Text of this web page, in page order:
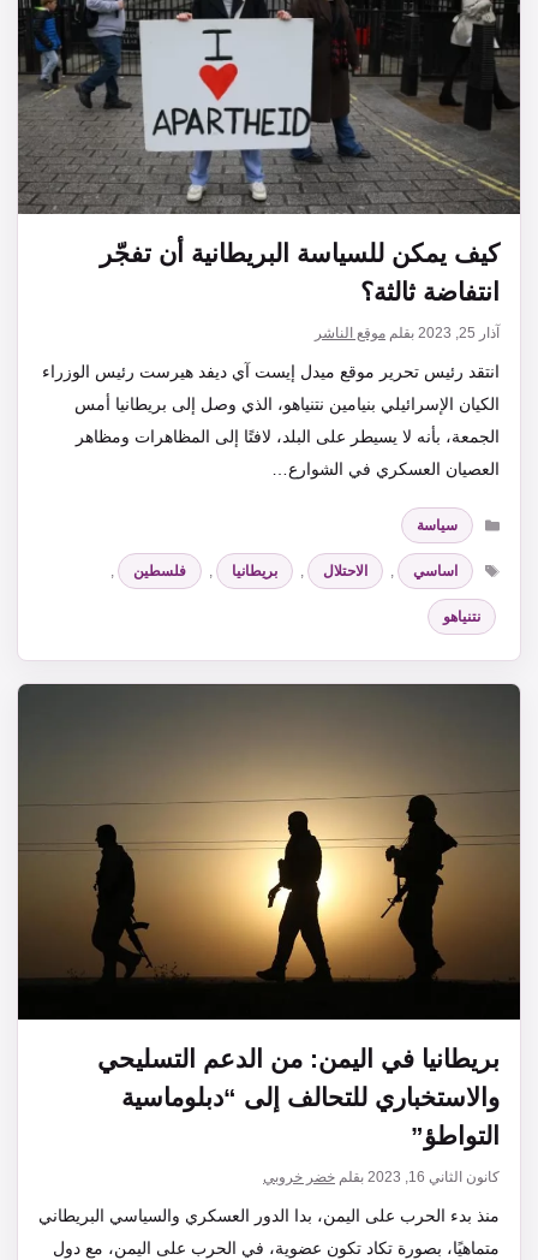
كيف يمكن للسياسة البريطانية أن تفجّر
انتفاضة ثالثة؟
آذار 25, 2023 بقلم موقع الناشر
انتقد رئيس تحرير موقع ميدل إيست آي ديفد هيرست رئيس الوزراء
الكيان الإسرائيلي بنيامين نتنياهو، الذي وصل إلى بريطانيا أمس
الجمعة، بأنه لا يسيطر على البلد، لافتًا إلى المظاهرات ومظاهر
العصيان العسكري في الشوارع…
التصنيفات
سياسة
الوسوم
اساسي , الاحتلال , بريطانيا , فلسطين ,
نتنياهو
بريطانيا في اليمن: من الدعم التسليحي
والاستخباري للتحالف إلى “دبلوماسية
التواطؤ”
كانون الثاني 16, 2023 بقلم خضر خروبي
منذ بدء الحرب على اليمن، بدا الدور العسكري والسياسي البريطاني
متماهيًا، بصورة تكاد تكون عضوية، في الحرب على اليمن، مع دول